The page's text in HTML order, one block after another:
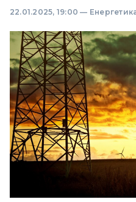
22.01.2025, 19:00 —